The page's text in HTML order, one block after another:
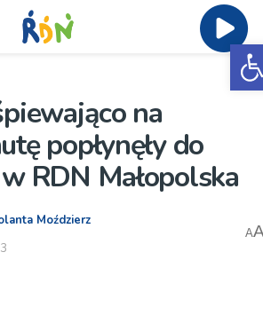
na
popłynęły do
RDN Małopolska
Moździerz
A